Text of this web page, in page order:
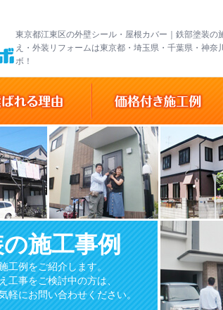
東京都江東区の外壁シール・屋根カバー｜鉄部塗装の
え・外装リフォームは東京都・埼玉県・千葉県・神奈
ボ！
施工事例
工例をご紹介します。
工事をご検討中の方は、
軽にお問い合わせください。